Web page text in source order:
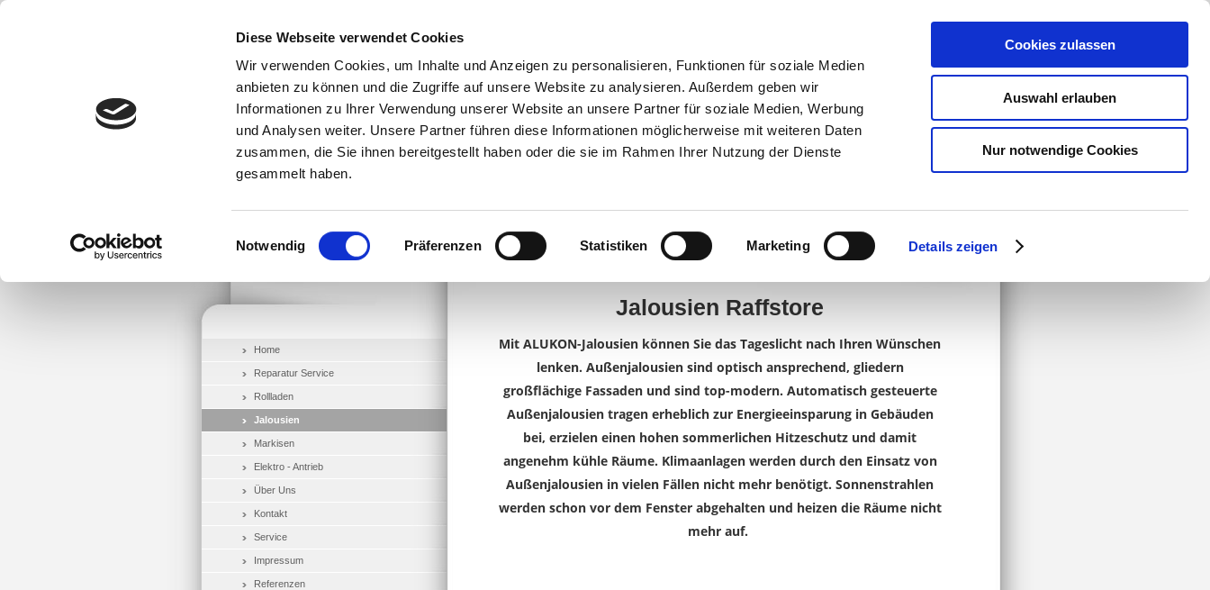
Diese Webseite verwendet Cookies
Wir verwenden Cookies, um Inhalte und Anzeigen zu personalisieren, Funktionen für soziale Medien
anbieten zu können und die Zugriffe auf unsere Website zu analysieren. Außerdem geben wir
Informationen zu Ihrer Verwendung unserer Website an unsere Partner für soziale Medien, Werbung
und Analysen weiter. Unsere Partner führen diese Informationen möglicherweise mit weiteren Daten
zusammen, die Sie ihnen bereitgestellt haben oder die sie im Rahmen Ihrer Nutzung der Dienste
gesammelt haben.
Einwilligungsauswahl
Notwendig Präferenzen Statistiken Marketing Details zeigen
Cookies zulassen
Auswahl erlauben
Nur notwendige Cookies
Jalousien Raffstore
Mit ALUKON-Jalousien können Sie das Tageslicht nach Ihren Wünschen
lenken. Außenjalousien sind optisch ansprechend, gliedern
großflächige Fassaden und sind top-modern. Automatisch gesteuerte
Außenjalousien tragen erheblich zur Energieeinsparung in Gebäuden
bei, erzielen einen hohen sommerlichen Hitzeschutz und damit
angenehm kühle Räume. Klimaanlagen werden durch den Einsatz von
Außenjalousien in vielen Fällen nicht mehr benötigt. Sonnenstrahlen
werden schon vor dem Fenster abgehalten und heizen die Räume nicht
mehr auf.
Home
Reparatur Service
Rollladen
Jalousien
Markisen
Elektro - Antrieb
Über Uns
Kontakt
Service
Impressum
Referenzen